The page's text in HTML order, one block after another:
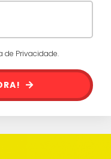
de Privacidade.